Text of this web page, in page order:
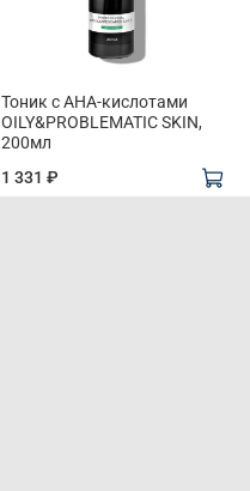
Тоник с АНА-кислотами
OILY&PROBLEMATIC SKIN,
200мл
1 331 ₽